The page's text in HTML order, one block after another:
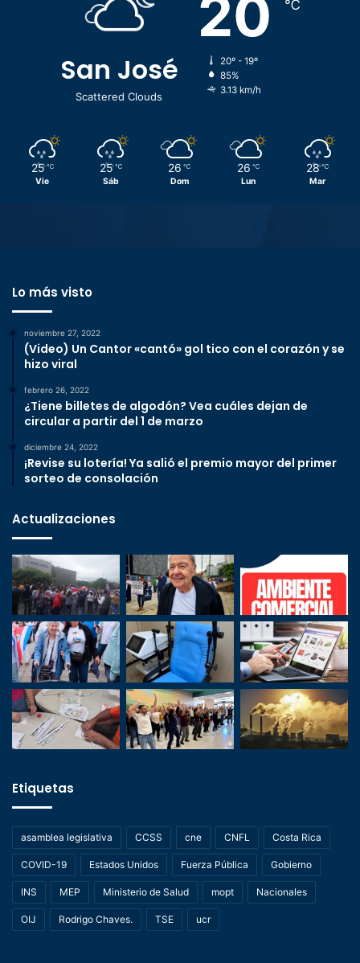
San José
Scattered Clouds
20 ℃
20º - 19º
85%
3.13 km/h
25 ℃
Vie
25 ℃
Sáb
26 ℃
Dom
26 ℃
Lun
28 ℃
Mar
Lo más visto
noviembre 27, 2022
(Video) Un Cantor «cantó» gol tico con el corazón y se
hizo viral
febrero 26, 2022
¿Tiene billetes de algodón? Vea cuáles dejan de
circular a partir del 1 de marzo
diciembre 24, 2022
¡Revise su lotería! Ya salió el premio mayor del primer
sorteo de consolación
Actualizaciones
Etiquetas
asamblea legislativa CCSS cne CNFL Costa Rica
COVID-19 Estados Unidos Fuerza Pública Gobierno
INS MEP Ministerio de Salud mopt Nacionales
OIJ Rodrigo Chaves. TSE ucr